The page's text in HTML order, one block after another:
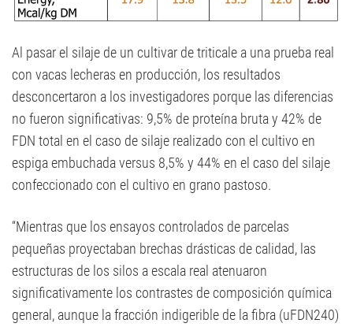
Al pasar el silaje de un cultivar de triticale a una prueba real
con vacas lecheras en producción, los resultados
desconcertaron a los investigadores porque las diferencias
no fueron significativas: 9,5% de proteína bruta y 42% de
FDN total en el caso de silaje realizado con el cultivo en
espiga embuchada versus 8,5% y 44% en el caso del silaje
confeccionado con el cultivo en grano pastoso.
“Mientras que los ensayos controlados de parcelas
pequeñas proyectaban brechas drásticas de calidad, las
estructuras de los silos a escala real atenuaron
significativamente los contrastes de composición química
general, aunque la fracción indigerible de la fibra (uFDN240)